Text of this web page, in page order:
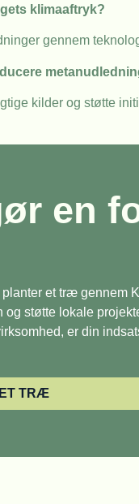
klimaaftryk?
gennem
kilder og støtte
en
et træ gennem
støtte lokale
er din
TRÆ